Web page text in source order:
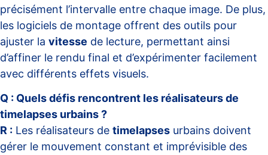
précisément l’intervalle entre chaque image. De plus,
les logiciels de montage offrent des outils pour
ajuster la vitesse de lecture, permettant ainsi
d’affiner le rendu final et d’expérimenter facilement
avec différents effets visuels.
Q : Quels défis rencontrent les réalisateurs de
timelapses urbains ?
R : Les réalisateurs de timelapses urbains doivent
gérer le mouvement constant et imprévisible des